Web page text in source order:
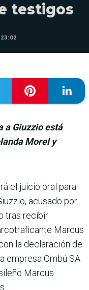
testigos
a Giuzzio está
Morel y
el juicio oral para
acu­sado por
tras recibir
Mar­cus
la declara­ción de
empresa Ombú SA
Mar­cus